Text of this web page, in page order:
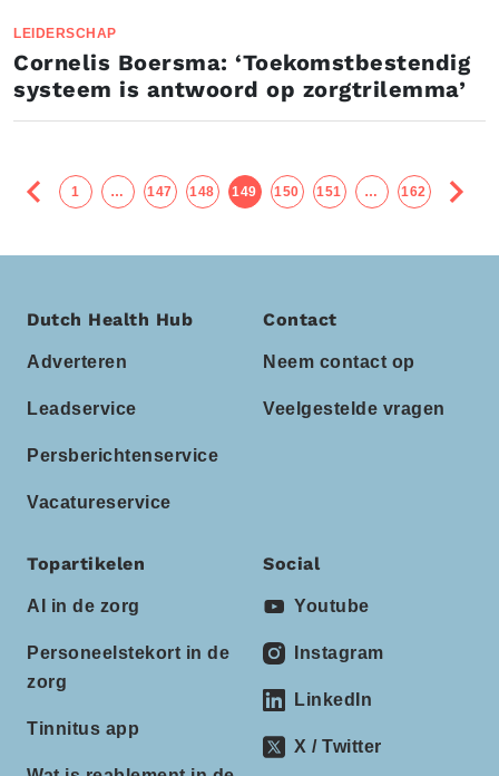
LEIDERSCHAP
Cornelis Boersma: ‘Toekomstbestendig
systeem is antwoord op zorgtrilemma’
1 … 147 148 149 150 151 … 162
Dutch Health Hub
Adverteren
Leadservice
Persberichtenservice
Vacatureservice
Contact
Neem contact op
Veelgestelde vragen
Topartikelen
AI in de zorg
Personeelstekort in de
zorg
Tinnitus app
Social
Youtube
Instagram
LinkedIn
X / Twitter